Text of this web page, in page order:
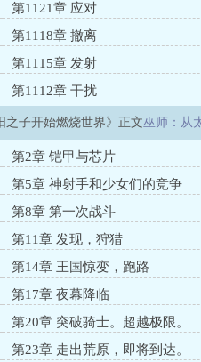
第1121章 应对
第1118章 撤离
第1115章 发射
第1112章 干扰
之子开始燃烧世界》正文巫师：从
第2章 铠甲与芯片
第5章 神射手和少女们的竞争
第8章 第一次战斗
第11章 发现，狩猎
第14章 王国惊变，跑路
第17章 夜幕降临
第20章 突破骑士。超越极限。
第23章 走出荒原，即将到达。